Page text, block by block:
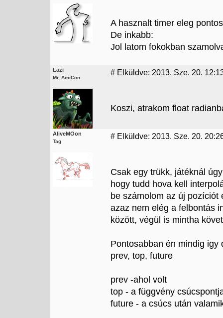
A hasznalt timer eleg
De inkabb:
Jol latom fokokban
Lazi
Mr. AmiCon
# Elküldve: 2013. Sze. 20.
Koszi, atrakom float
AliveMOon
Tag
# Elküldve: 2013. Sze. 20.
Csak egy trükk, játéknál
hogy tudd hova kell
be számolom az új
azaz nem elég a felbontás
között, végül is mintha
Pontosabban én mindig igy
prev, top, future
prev -ahol volt
top - a függvény
future - a csúcs után